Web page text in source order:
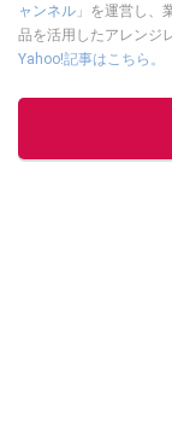
ャンネル」 を運営し、
品を活用したアレンジ
Yahoo!記事はこちら。